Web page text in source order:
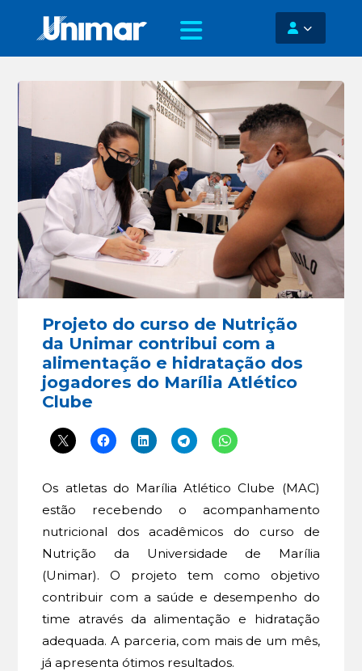
Projeto do curso de Nutrição
da Unimar contribui com a
alimentação e hidratação dos
jogadores do Marília Atlético
Clube
Os atletas do Marília Atlético Clube (MAC)
estão recebendo o acompanhamento
nutricional dos acadêmicos do curso de
Nutrição da Universidade de Marília
(Unimar). O projeto tem como objetivo
contribuir com a saúde e desempenho do
time através da alimentação e hidratação
adequada. A parceria, com mais de um mês,
já apresenta ótimos resultados.